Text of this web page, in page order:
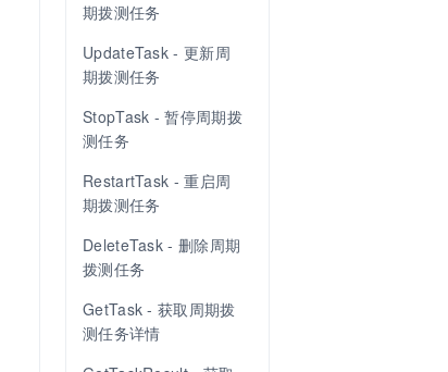
期拨测任务
UpdateTask - 更新周
期拨测任务
StopTask - 暂停周期拨
测任务
RestartTask - 重启周
期拨测任务
DeleteTask - 删除周期
拨测任务
GetTask - 获取周期拨
测任务详情